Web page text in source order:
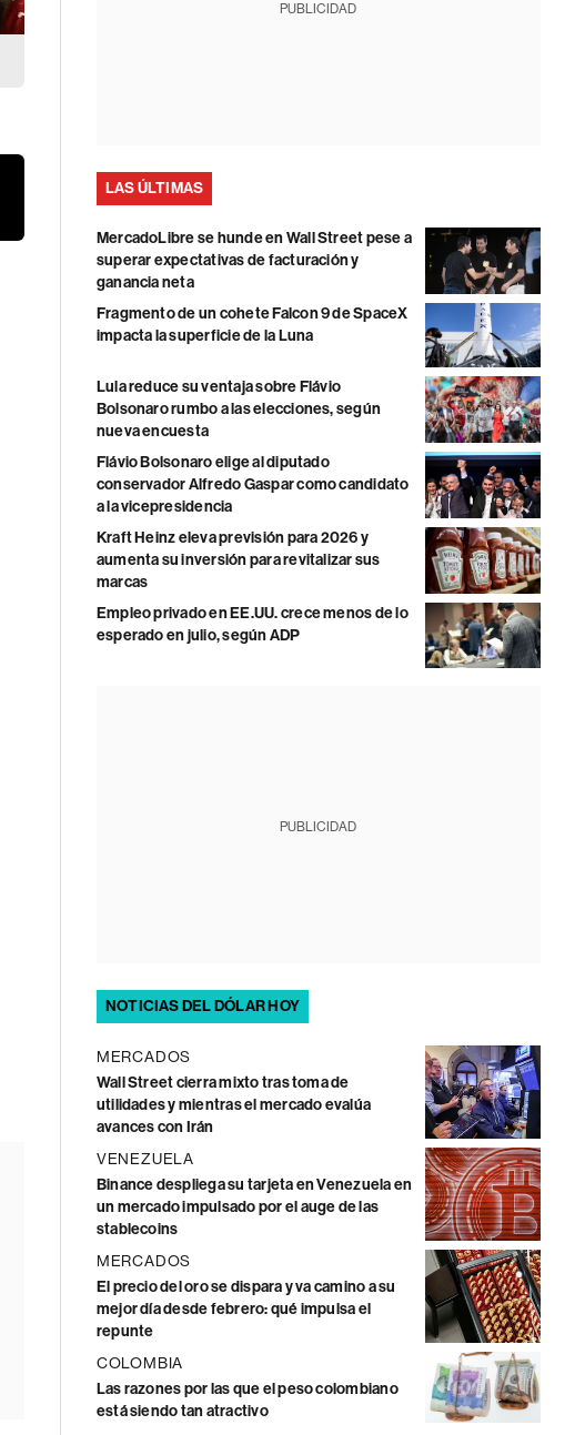
PUBLICIDAD
LAS ÚLTIMAS
MercadoLibre se hunde en Wall Street pese a
superar expectativas de facturación y
ganancia neta
Fragmento de un cohete Falcon 9 de SpaceX
impacta la superficie de la Luna
Lula reduce su ventaja sobre Flávio
Bolsonaro rumbo a las elecciones, según
nueva encuesta
Flávio Bolsonaro elige al diputado
conservador Alfredo Gaspar como candidato
a la vicepresidencia
Kraft Heinz eleva previsión para 2026 y
aumenta su inversión para revitalizar sus
marcas
Empleo privado en EE.UU. crece menos de lo
esperado en julio, según ADP
PUBLICIDAD
NOTICIAS DEL DÓLAR HOY
MERCADOS
Wall Street cierra mixto tras toma de
utilidades y mientras el mercado evalúa
avances con Irán
VENEZUELA
Binance despliega su tarjeta en Venezuela en
un mercado impulsado por el auge de las
stablecoins
MERCADOS
El precio del oro se dispara y va camino a su
mejor día desde febrero: qué impulsa el
repunte
COLOMBIA
Las razones por las que el peso colombiano
está siendo tan atractivo